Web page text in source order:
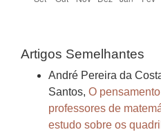
Artigos Semelhantes
André Pereira da
Santos, O
professores de
estudo sobre os